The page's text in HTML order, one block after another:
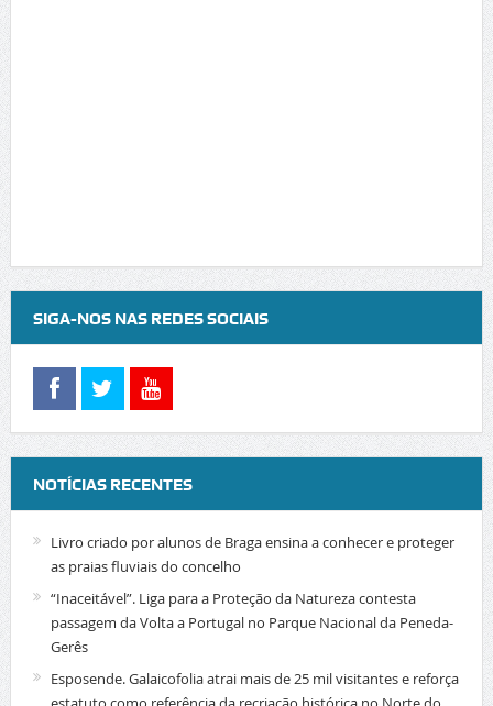
SIGA-NOS NAS REDES SOCIAIS
NOTÍCIAS RECENTES
Livro criado por alunos de Braga ensina a conhecer e proteger
as praias fluviais do concelho
“Inaceitável”. Liga para a Proteção da Natureza contesta
passagem da Volta a Portugal no Parque Nacional da Peneda-
Gerês
Esposende. Galaicofolia atrai mais de 25 mil visitantes e reforça